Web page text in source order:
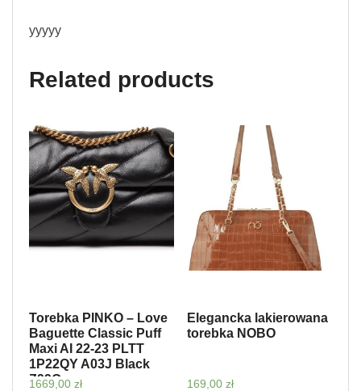
yyyyy
Related products
Torebka PINKO – Love
Baguette Classic Puff
Maxi AI 22-23 PLTT
1P22QY A03J Black
Z99Q
1669,00 zł
Elegancka lakierowana
torebka NOBO
169,00 zł